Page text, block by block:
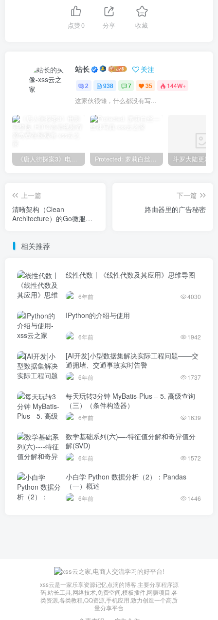
点赞0 分享 收藏
站长 关注
2 938 7 35 144W+
这家伙很懒，什么都没有写...
《唐人街探案3》电影完整版_HDTC高清视频资源免费在线观看 Protected: 萝莉白丝—丝袜写真
上一篇
清晰架构（Clean
Architecture）的Go微服务:
下一篇
路由器里的广告秘密
相关推荐
线性代数丨《线性代数及其应用》思维导图
6年前 4030
IPython的介绍与使用
6年前 1942
[AI开发]小型数据集解决实际工程问题——交
通拥堵、交通事故实时告警
6年前 1737
每天玩转3分钟 MyBatis-Plus – 5. 高级查询
（三）（条件构造器）
6年前 1639
数学基础系列(六)—-特征值分解和奇异值分
解(SVD)
6年前 1572
小白学 Python 数据分析（2）：Pandas
（一）概述
6年前 1446
xss云是一家乐享资源记忆点滴的博客,主要分享程序源
码,站长工具,网络技术,免费空间,模板插件,网赚项目,各
类资源,各类教程,QQ资源,手机应用,致力创造一个高质
量分享平台